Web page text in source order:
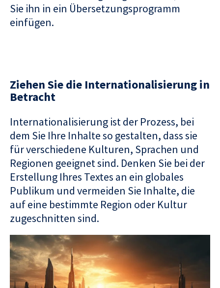
Sie ihn in ein Übersetzungsprogramm
einfügen.
Ziehen Sie die Internationalisierung in
Betracht
Internationalisierung ist der Prozess, bei
dem Sie Ihre Inhalte so gestalten, dass sie
für verschiedene Kulturen, Sprachen und
Regionen geeignet sind. Denken Sie bei der
Erstellung Ihres Textes an ein globales
Publikum und vermeiden Sie Inhalte, die
auf eine bestimmte Region oder Kultur
zugeschnitten sind.